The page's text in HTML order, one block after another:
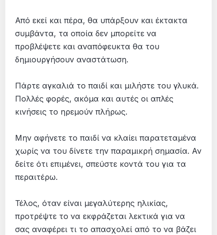
Από εκεί και πέρα, θα υπάρξουν και έκτακτα
συμβάντα, τα οποία δεν μπορείτε να
προβλέψετε και αναπόφευκτα θα του
δημιουργήσουν αναστάτωση.
Πάρτε αγκαλιά το παιδί και μιλήστε του γλυκά.
Πολλές φορές, ακόμα και αυτές οι απλές
κινήσεις το ηρεμούν πλήρως.
Μην αφήνετε το παιδί να κλαίει παρατεταμένα
χωρίς να του δίνετε την παραμικρή σημασία. Αν
δείτε ότι επιμένει, σπεύστε κοντά του για τα
περαιτέρω.
Τέλος, όταν είναι μεγαλύτερης ηλικίας,
προτρέψτε το να εκφράζεται λεκτικά για να
σας αναφέρει τι το απασχολεί από το να βάζει